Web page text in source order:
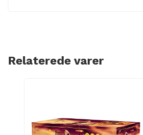
Relaterede varer